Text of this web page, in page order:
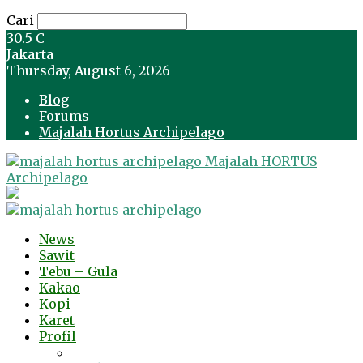
Cari
30.5 C
Jakarta
Thursday, August 6, 2026
Blog
Forums
Majalah Hortus Archipelago
Majalah HORTUS
Archipelago
News
Sawit
Tebu – Gula
Kakao
Kopi
Karet
Profil